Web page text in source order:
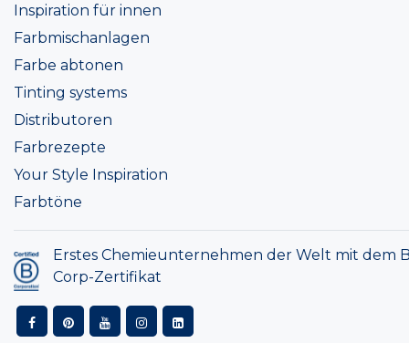
Inspiration für innen
Farbmischanlagen
Farbe abtonen
Tinting systems
Distributoren
Farbrezepte
Your Style Inspiration
Farbtöne
Erstes Chemieunternehmen der Welt mit dem
Corp-Zertifikat